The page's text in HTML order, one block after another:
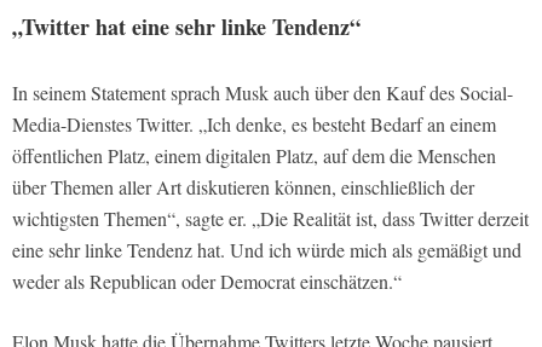
„Twitter hat eine sehr linke Tendenz“
In seinem Statement sprach Musk auch über den Kauf des Social-
Media-Dienstes Twitter. „Ich denke, es besteht Bedarf an einem
öffentlichen Platz, einem digitalen Platz, auf dem die Menschen
über Themen aller Art diskutieren können, einschließlich der
wichtigsten Themen“, sagte er. „Die Realität ist, dass Twitter derzeit
eine sehr linke Tendenz hat. Und ich würde mich als gemäßigt und
weder als Republican oder Democrat einschätzen.“